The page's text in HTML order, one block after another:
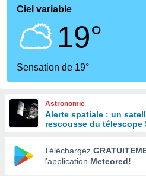
Ciel variable
19°
Sensation de 19°
Astronomie
Alerte spatiale : un
rescousse du télescope
Téléchargez
l’application Meteored!